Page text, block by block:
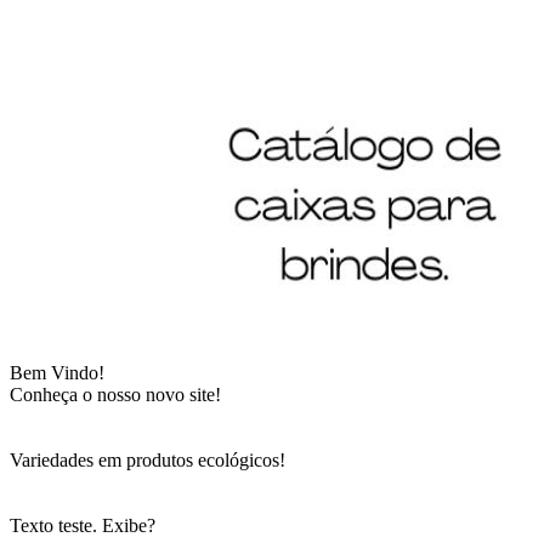
Bem Vindo!
Conheça o nosso novo site!
Variedades em produtos ecológicos!
Texto teste. Exibe?